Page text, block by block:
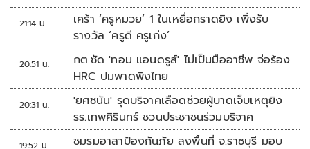
21:14 น.
เศร้า ‘ครูหมวย’ 1 ในเหยื่อกราดยิง เพิ่งรับ
รางวัล ‘ครูดี ครูเก่ง’
20:51 น.
กต.ซัด 'ทอม แอนดรูส์' ไม่เป็นมืออาชีพ จ่อร้อง
HRC ปมพาดพิงไทย
20:31 น.
'ยศชนัน' รุดบริจาคเลือดช่วยผู้บาดเจ็บเหตุยิง
รร.เทพศิรินทร์ ชวนประชาชนร่วมบริจาค
19:52 น.
ชมรมอาสาป้องกันภัย ลงพื้นที่ จ.ราชบุรี มอบ